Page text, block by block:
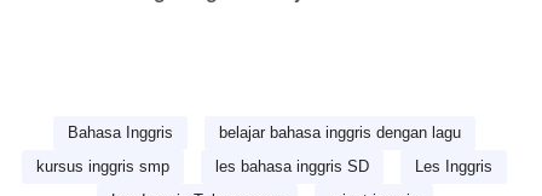
Bahasa Inggris
belajar bahasa inggris dengan lagu
kursus inggris smp
les bahasa inggris SD
Les Inggris